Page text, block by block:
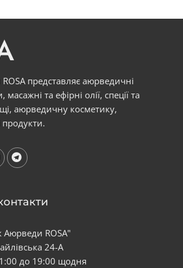
представляє аюрведичні
та ефірні олії, спеції та
аюрведичну косметику,
продукти.
Аюрведи ROSA"
24-А
до 19:00 щодня